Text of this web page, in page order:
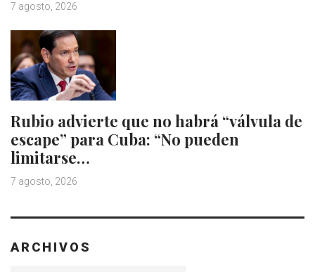
7 agosto, 2026
Rubio advierte que no habrá “válvula de
escape” para Cuba: “No pueden
limitarse…
7 agosto, 2026
ARCHIVOS